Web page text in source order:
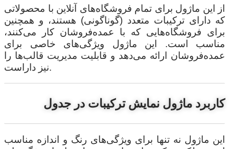
از این ماژول برای تمام فروشگاه‌های آنلاین با محصولاتی
که دارای ترکیبات متعدد (گوناگونی) هستند، و همچنین
برای فروشگاه‌هایی که با عمده‌فروشان کار می‌کنند،
مناسب است. این ماژول ویژگی‌های خاصی برای
عمده‌فروشان ارائه می‌دهد و قابلیت مدیریت قالب‌ها را
نیز داراست.
کاربرد ماژول نمایش ترکیبات در جدول
این ماژول نه تنها برای ویژگی‌های رنگ و اندازه مناسب